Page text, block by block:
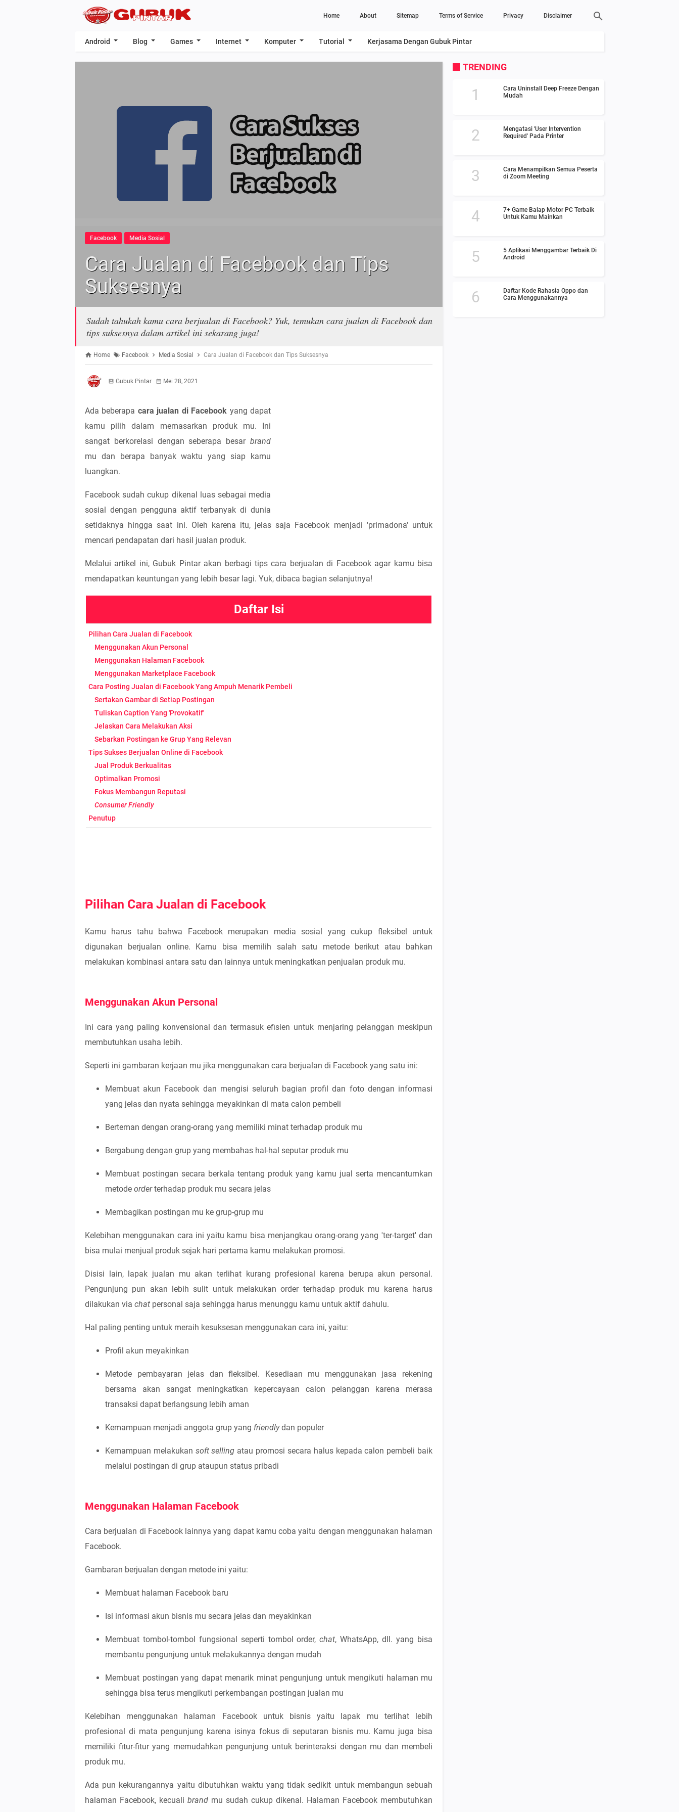
Home About Sitemap Terms of Service Privacy Disclaimer
Android Blog Games Internet Komputer Tutorial Kerjasama Dengan Gubuk Pintar
Facebook Media Sosial
Cara Jualan di Facebook dan Tips
Suksesnya
Sudah tahukah kamu cara berjualan di Facebook? Yuk, temukan cara jualan di Facebook dan
tips suksesnya dalam artikel ini sekarang juga!
Home Facebook Media Sosial Cara Jualan di Facebook dan Tips Suksesnya
Gubuk Pintar Mei 28, 2021
Ada beberapa cara jualan di Facebook yang dapat
kamu pilih dalam memasarkan produk mu. Ini
sangat berkorelasi dengan seberapa besar brand
mu dan berapa banyak waktu yang siap kamu
luangkan.
Facebook sudah cukup dikenal luas sebagai media
sosial dengan pengguna aktif terbanyak di dunia
setidaknya hingga saat ini. Oleh karena itu, jelas saja Facebook menjadi 'primadona' untuk
mencari pendapatan dari hasil jualan produk.
Melalui artikel ini, Gubuk Pintar akan berbagi tips cara berjualan di Facebook agar kamu bisa
mendapatkan keuntungan yang lebih besar lagi. Yuk, dibaca bagian selanjutnya!
Daftar Isi
Pilihan Cara Jualan di Facebook
Menggunakan Akun Personal
Menggunakan Halaman Facebook
Menggunakan Marketplace Facebook
Cara Posting Jualan di Facebook Yang Ampuh Menarik Pembeli
Sertakan Gambar di Setiap Postingan
Tuliskan Caption Yang 'Provokatif'
Jelaskan Cara Melakukan Aksi
Sebarkan Postingan ke Grup Yang Relevan
Tips Sukses Berjualan Online di Facebook
Jual Produk Berkualitas
Optimalkan Promosi
Fokus Membangun Reputasi
Consumer Friendly
Penutup
Pilihan Cara Jualan di Facebook
Kamu harus tahu bahwa Facebook merupakan media sosial yang cukup fleksibel untuk
digunakan berjualan online. Kamu bisa memilih salah satu metode berikut atau bahkan
melakukan kombinasi antara satu dan lainnya untuk meningkatkan penjualan produk mu.
Menggunakan Akun Personal
Ini cara yang paling konvensional dan termasuk efisien untuk menjaring pelanggan meskipun
membutuhkan usaha lebih.
Seperti ini gambaran kerjaan mu jika menggunakan cara berjualan di Facebook yang satu ini:
Membuat akun Facebook dan mengisi seluruh bagian profil dan foto dengan informasi
yang jelas dan nyata sehingga meyakinkan di mata calon pembeli
Berteman dengan orang-orang yang memiliki minat terhadap produk mu
Bergabung dengan grup yang membahas hal-hal seputar produk mu
Membuat postingan secara berkala tentang produk yang kamu jual serta mencantumkan
metode orderterhadap produk mu secara jelas
Membagikan postingan mu ke grup-grup mu
Kelebihan menggunakan cara ini yaitu kamu bisa menjangkau orang-orang yang 'ter-target' dan
bisa mulai menjual produk sejak hari pertama kamu melakukan promosi.
Disisi lain, lapak jualan mu akan terlihat kurang profesional karena berupa akun personal.
Pengunjung pun akan lebih sulit untuk melakukan order terhadap produk mu karena harus
dilakukan via chat personal saja sehingga harus menunggu kamu untuk aktif dahulu.
Hal paling penting untuk meraih kesuksesan menggunakan cara ini, yaitu:
Profil akun meyakinkan
Metode pembayaran jelas dan fleksibel. Kesediaan mu menggunakan jasa rekening
bersama akan sangat meningkatkan kepercayaan calon pelanggan karena merasa
transaksi dapat berlangsung lebih aman
Kemampuan menjadi anggota grup yang friendlydan populer
Kemampuan melakukan soft selling atau promosi secara halus kepada calon pembeli baik
melalui postingan di grup ataupun status pribadi
Menggunakan Halaman Facebook
Cara berjualan di Facebook lainnya yang dapat kamu coba yaitu dengan menggunakan halaman
Facebook.
Gambaran berjualan dengan metode ini yaitu:
Membuat halaman Facebook baru
Isi informasi akun bisnis mu secara jelas dan meyakinkan
Membuat tombol-tombol fungsional seperti tombol order,chat, WhatsApp, dll. yang bisa
membantu pengunjung untuk melakukannya dengan mudah
Membuat postingan yang dapat menarik minat pengunjung untuk mengikuti halaman mu
sehingga bisa terus mengikuti perkembangan postingan jualan mu
Kelebihan menggunakan halaman Facebook untuk bisnis yaitu lapak mu terlihat lebih
profesional di mata pengunjung karena isinya fokus di seputaran bisnis mu. Kamu juga bisa
memiliki fitur-fitur yang memudahkan pengunjung untuk berinteraksi dengan mu dan membeli
produk mu.
Ada pun kekurangannya yaitu dibutuhkan waktu yang tidak sedikit untuk membangun sebuah
halaman Facebook, kecuali brand mu sudah cukup dikenal. Halaman Facebook membutuhkan
TRENDING
Cara Uninstall Deep Freeze Dengan
Mudah
Mengatasi 'User Intervention
Required' Pada Printer
Cara Menampilkan Semua Peserta
di Zoom Meeting
7+ Game Balap Motor PC Terbaik
Untuk Kamu Mainkan
5 Aplikasi Menggambar Terbaik Di
Android
Daftar Kode Rahasia Oppo dan
Cara Menggunakannya